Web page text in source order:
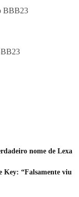
nome de Lexa
Key: “Falsamente viu